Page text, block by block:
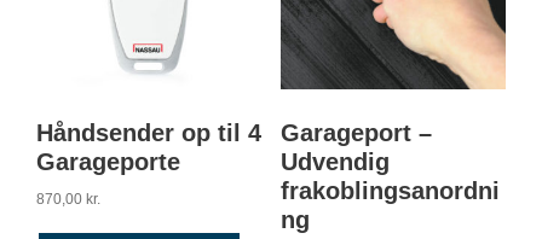
Håndsender op til 4
Garageporte
870,00 kr.
Garageport –
Udvendig
frakoblingsanordni
ng